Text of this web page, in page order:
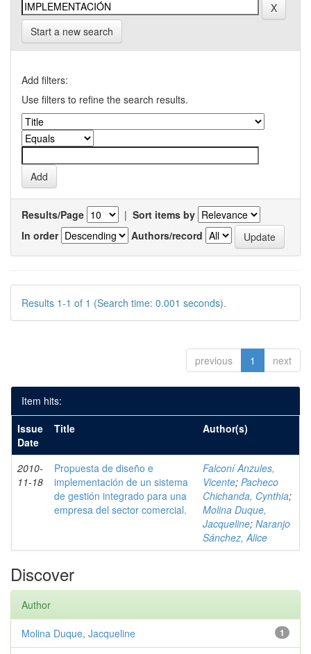
Start a new search
Add filters:
Use filters to refine the search results.
Results/Page | Sort items by
In order
Authors/record
Results 1-1 of 1 (Search time: 0.001 seconds).
previous 1 next
Item hits:
Issue
Date
Title Author(s)
2010-
11-18
Propuesta de diseño e
implementación de un sistema
de gestión integrado para una
empresa del sector comercial.
Falconí Anzules,
Vicente; Pacheco
Chichanda, Cynthia;
Molina Duque,
Jacqueline; Naranjo
Sánchez, Alice
Discover
Author
1
Molina Duque, Jacqueline